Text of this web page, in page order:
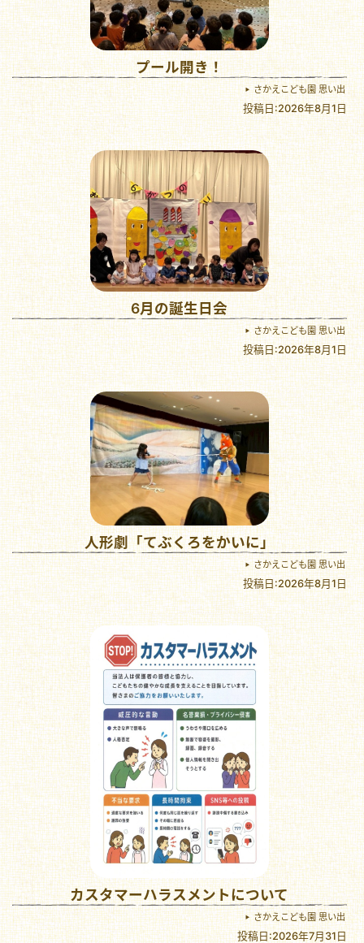
プール開き！
さかえこども園 思い出
投稿日:2026年8月1日
6月の誕生日会
さかえこども園 思い出
投稿日:2026年8月1日
人形劇「てぶくろをかいに」
さかえこども園 思い出
投稿日:2026年8月1日
カスタマーハラスメントについて
さかえこども園 思い出
投稿日:2026年7月31日